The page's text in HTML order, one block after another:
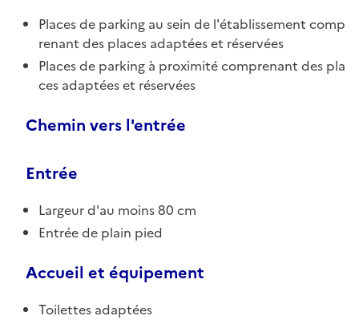
Places de parking au sein de l'établissement comp
renant des places adaptées et réservées
Places de parking à proximité comprenant des pla
ces adaptées et réservées
Chemin vers l'entrée
Entrée
Largeur d'au moins 80 cm
Entrée de plain pied
Accueil et équipement
Toilettes adaptées